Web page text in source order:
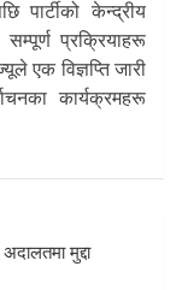
पार्टीको केन्द्रीय
प्रक्रियाहरू
एक विज्ञप्ति जारी
कार्यक्रमहरू
मुद्दा